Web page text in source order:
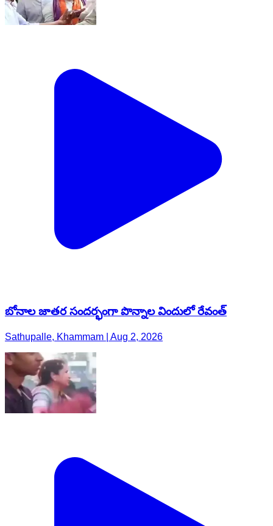
బోనాల జాతర సందర్భంగా పొన్నాల విందులో రేవంత్
Sathupalle, Khammam | Aug 2, 2026